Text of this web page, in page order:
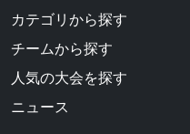
カテゴリから探す
チームから探す
人気の大会を探す
ニュース